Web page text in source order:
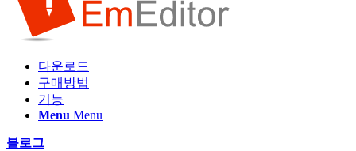
다운로드
구매방법
기능
Menu Menu
블로그